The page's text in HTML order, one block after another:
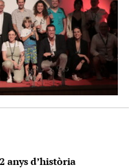
anys d’història